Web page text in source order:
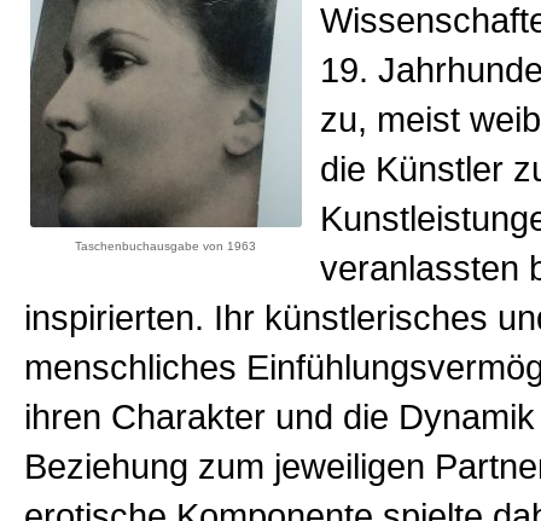
Taschenbuchausgabe von 1963
19.
zu, meist
die Künstler
veranlassten
inspirierten. Ihr künstlerisches
menschliches
ihren Charakter und die
Beziehung zum jeweiligen